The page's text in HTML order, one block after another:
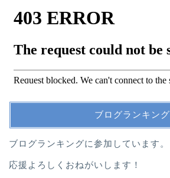
ブログランキング
ブログランキングに参加しています。
応援よろしくおねがいします！